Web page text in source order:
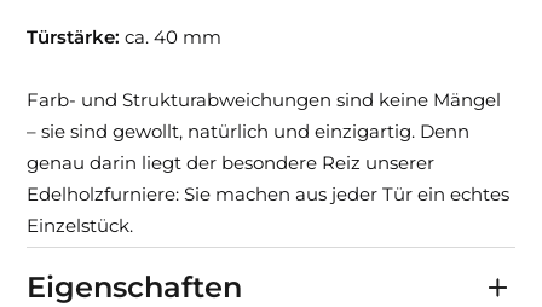
Türstärke: ca. 40 mm
Farb- und Strukturabweichungen sind keine Mängel
– sie sind gewollt, natürlich und einzigartig. Denn
genau darin liegt der besondere Reiz unserer
Edelholzfurniere: Sie machen aus jeder Tür ein echtes
Einzelstück.
Eigenschaften